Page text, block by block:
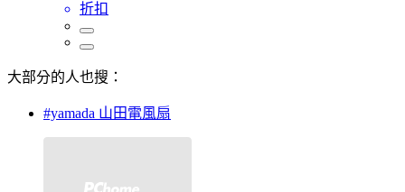
折扣
大部分的人也搜：
#yamada 山田電風扇